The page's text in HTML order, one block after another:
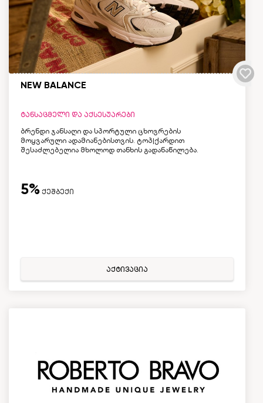
NEW BALANCE
ტანსაცმელი და აქსესუარები
ბრენდი ჯანსაღი და სპორტული ცხოვრების
მოყვარული ადამიანებისთვის. ტოპ|ქარდით
შესაძლებელია მხოლოდ თანხის გადანაწილება.
5% ქეშბექი
აქტივაცია